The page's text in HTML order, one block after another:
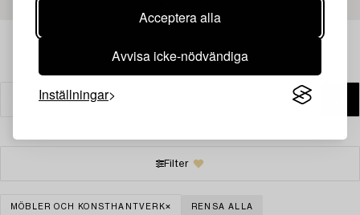
Acceptera alla
Avvisa icke-nödvändiga
Inställningar
Filter
MÖBLER OCH KONSTHANTVERK RENSA ALLA